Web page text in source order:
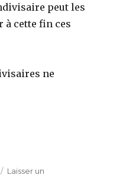
peut les
à cette fin ces
ne
Laisser un